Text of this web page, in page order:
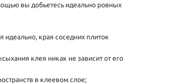
вы добьетесь идеально ровных
края соседних плиток
клея никак не зависит от его
в клеевом слое;